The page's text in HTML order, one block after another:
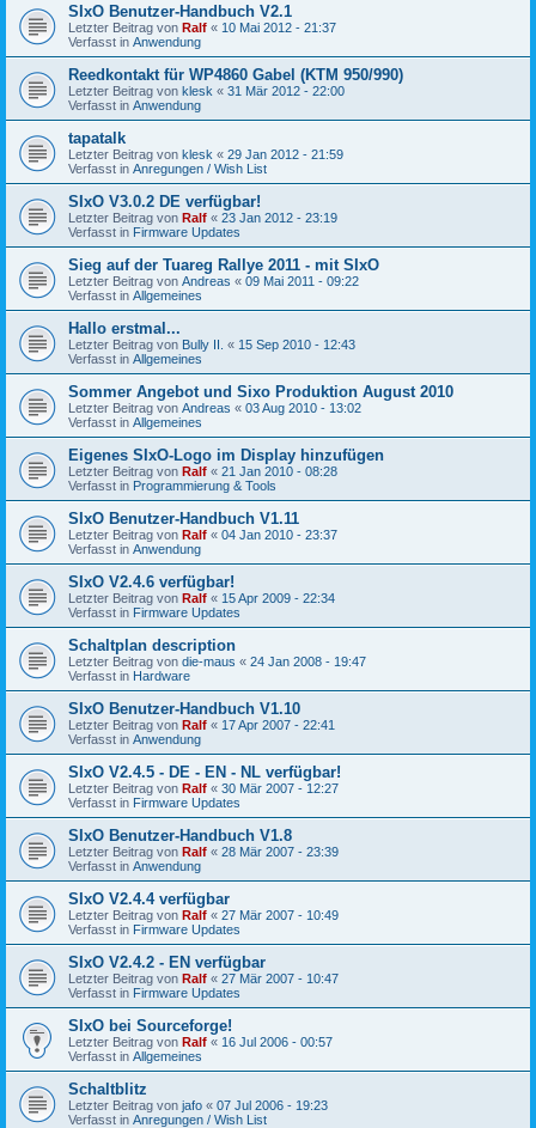
SIxO Benutzer-Handbuch V2.1
Letzter Beitrag von Ralf « 10 Mai 2012 - 21:37
Verfasst in Anwendung
Reedkontakt für WP4860 Gabel (KTM 950/990)
Letzter Beitrag von klesk « 31 Mär 2012 - 22:00
Verfasst in Anwendung
tapatalk
Letzter Beitrag von klesk « 29 Jan 2012 - 21:59
Verfasst in Anregungen / Wish List
SIxO V3.0.2 DE verfügbar!
Letzter Beitrag von Ralf « 23 Jan 2012 - 23:19
Verfasst in Firmware Updates
Sieg auf der Tuareg Rallye 2011 - mit SIxO
Letzter Beitrag von Andreas « 09 Mai 2011 - 09:22
Verfasst in Allgemeines
Hallo erstmal...
Letzter Beitrag von Bully II. « 15 Sep 2010 - 12:43
Verfasst in Allgemeines
Sommer Angebot und Sixo Produktion August 2010
Letzter Beitrag von Andreas « 03 Aug 2010 - 13:02
Verfasst in Allgemeines
Eigenes SIxO-Logo im Display hinzufügen
Letzter Beitrag von Ralf « 21 Jan 2010 - 08:28
Verfasst in Programmierung & Tools
SIxO Benutzer-Handbuch V1.11
Letzter Beitrag von Ralf « 04 Jan 2010 - 23:37
Verfasst in Anwendung
SIxO V2.4.6 verfügbar!
Letzter Beitrag von Ralf « 15 Apr 2009 - 22:34
Verfasst in Firmware Updates
Schaltplan description
Letzter Beitrag von die-maus « 24 Jan 2008 - 19:47
Verfasst in Hardware
SIxO Benutzer-Handbuch V1.10
Letzter Beitrag von Ralf « 17 Apr 2007 - 22:41
Verfasst in Anwendung
SIxO V2.4.5 - DE - EN - NL verfügbar!
Letzter Beitrag von Ralf « 30 Mär 2007 - 12:27
Verfasst in Firmware Updates
SIxO Benutzer-Handbuch V1.8
Letzter Beitrag von Ralf « 28 Mär 2007 - 23:39
Verfasst in Anwendung
SIxO V2.4.4 verfügbar
Letzter Beitrag von Ralf « 27 Mär 2007 - 10:49
Verfasst in Firmware Updates
SIxO V2.4.2 - EN verfügbar
Letzter Beitrag von Ralf « 27 Mär 2007 - 10:47
Verfasst in Firmware Updates
SIxO bei Sourceforge!
Letzter Beitrag von Ralf « 16 Jul 2006 - 00:57
Verfasst in Allgemeines
Schaltblitz
Letzter Beitrag von jafo « 07 Jul 2006 - 19:23
Verfasst in Anregungen / Wish List